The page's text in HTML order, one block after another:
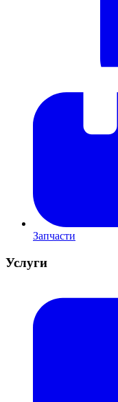
Запчасти
Услуги